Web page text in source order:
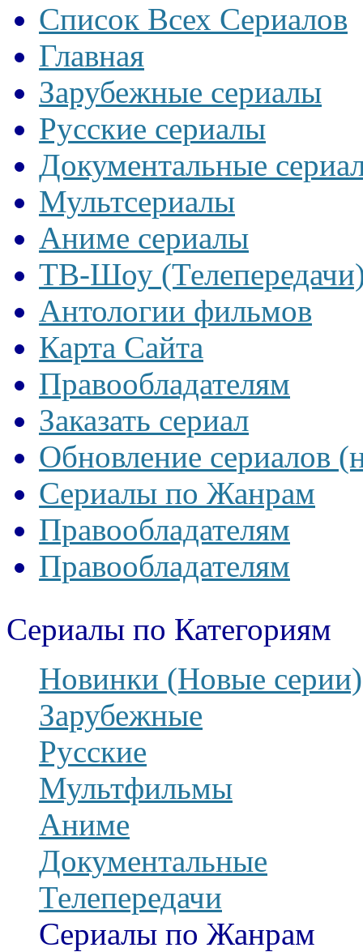
Список Всех Сериалов
Главная
Зарубежные сериалы
Русские сериалы
Документальные
Мультсериалы
Аниме сериалы
ТВ-Шоу
Антологии фильмов
Карта Сайта
Правообладателям
Заказать сериал
Обновление сериалов
Сериалы по Жанрам
Правообладателям
Правообладателям
Сериалы по Категориям
Новинки (Новые серии)
Зарубежные
Русские
Мультфильмы
Аниме
Документальные
Телепередачи
Сериалы по Жанрам